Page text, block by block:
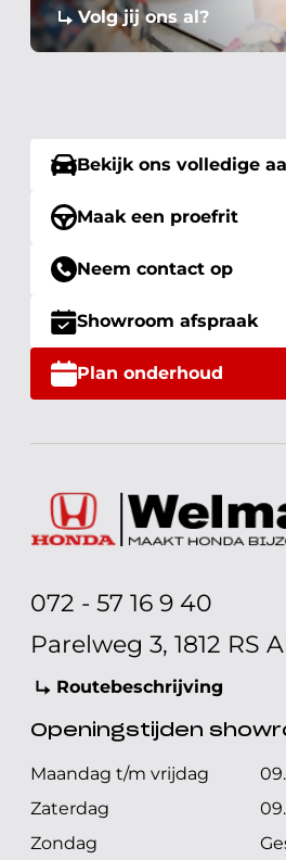
Volg jij ons al?
Bekijk ons volledige
Maak een proefrit
Neem contact op
Showroom afspraak
Plan onderhoud
072 - 57 16 9 40
Parelweg 3, 1812 RS
Routebeschrijving
Openingstijden
Maandag t/m vrijdag
Zaterdag
Zondag